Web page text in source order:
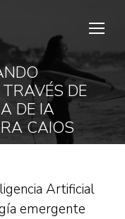
DE
DE IA
CAIOS
Artificial
emergente